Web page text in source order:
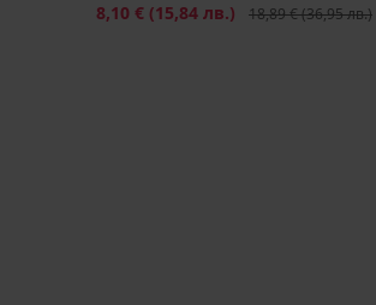
Намаление
8,10 € (15,84 лв.) Първоначална цена
18,89 €(36,95 лв.)